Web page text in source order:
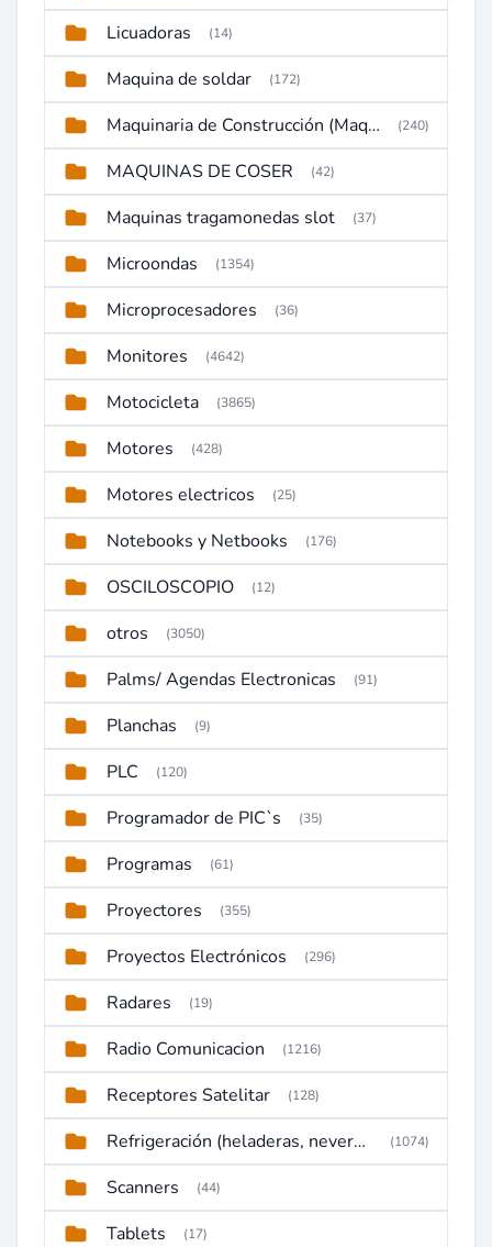
Licuadoras (14)
Maquina de soldar (172)
Maquinaria de Construcción (Maquinaria Pesada) (240)
MAQUINAS DE COSER (42)
Maquinas tragamonedas slot (37)
Microondas (1354)
Microprocesadores (36)
Monitores (4642)
Motocicleta (3865)
Motores (428)
Motores electricos (25)
Notebooks y Netbooks (176)
OSCILOSCOPIO (12)
otros (3050)
Palms/ Agendas Electronicas (91)
Planchas (9)
PLC (120)
Programador de PIC`s (35)
Programas (61)
Proyectores (355)
Proyectos Electrónicos (296)
Radares (19)
Radio Comunicacion (1216)
Receptores Satelitar (128)
Refrigeración (heladeras, neveras, congeladores) (1074)
Scanners (44)
Tablets (17)